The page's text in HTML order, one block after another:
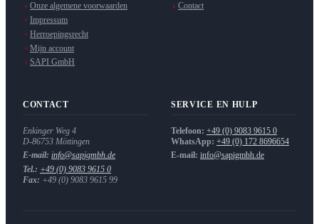
Onze algemene voorwaarden
Impressum
Herroepingsrecht
Mijn account
SAPI GmbH
Contact
CONTACT
Enkinger Weg 4
D-86753 Möttingen
E-mail: info@sapigmbh.de
Tel.: +49 (0) 9083 9615 0
Fax: +49 (0) 9083 9615 99
SERVICE EN HULP
Telefoon: +49 (0) 9083 9615 0
WhatsApp: +49 (0) 172 8696654
E-mail: info@sapigmbh.de